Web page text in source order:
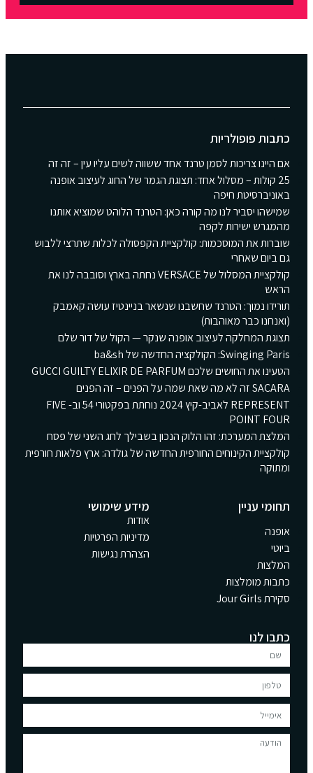
כתבות פופולריות
אם היינו צריכות לסמן טרנד אחד ששווה לשים עליו עין – זה זה
25 קולות – מסלול אחד: תצוגת הגמר של החוג לעיצוב אופנה
באוניברסיטת חיפה
שמישהו יסביר לנו מה קורה כאן: הטרנד הלוהט שמוציא אותנו
מהמגרש ישירות לקפה
שוברות את המוסכמות: קולקציית הקפסולה לכלות שתרצי ללבוש
גם ביום שאחרי
קולקציית המסלול של VERSACE נחתה בארץ וסובבה לנו את
הראש
תורידו נמוך: הטרנד שחשבנו שנשאר בניינטיז עושה קאמבק
(ואנחנו כבר מאוהבות)
תצוגת המחלקה לעיצוב אופנה שנקר — הקול של דור שלם
Swinging Paris: הקולקציה החדשה של ba&sh
הטעינו את החושים שלכם GUCCI GUILTY ELIXIR DE PARFUM
SACARA זה לא מה שאת שמה על הפנים – זה הפנים
REPRESENT לאביב-קיץ 2024 נוחתת בפקטורי 54 וב- FIVE
POINT FOUR
המלצת המערכת: זהו הלוק הנכון בשבילך לחג השני של פסח
קולקציית הקינוחים החורפית החדשה של גולדה: ארץ פלאות חורפית
ומתוקה
תחומי עניין
אופנה
ביוטי
המלצות
כתבות מומלצות
סקירת Jour Girls
מידע שימושי
אודות
מדיניות הפרטיות
הצהרת נגישות
כתבו לנו